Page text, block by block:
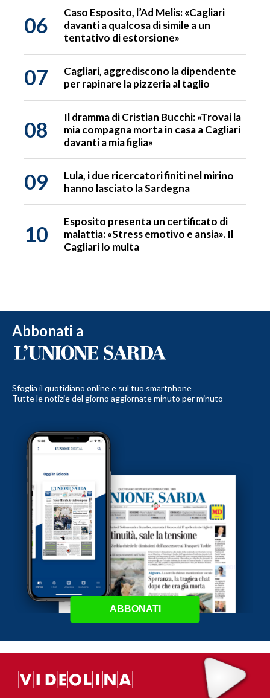
06
Caso Esposito, l’Ad Melis: «Cagliari
davanti a qualcosa di simile a un
tentativo di estorsione»
07
Cagliari, aggrediscono la dipendente
per rapinare la pizzeria al taglio
08
Il dramma di Cristian Bucchi: «Trovai la
mia compagna morta in casa a Cagliari
davanti a mia figlia»
09
Lula, i due ricercatori finiti nel mirino
hanno lasciato la Sardegna
10
Esposito presenta un certificato di
malattia: «Stress emotivo e ansia». Il
Cagliari lo multa
Abbonati a
Sfoglia il quotidiano online e sul tuo smartphone
Tutte le notizie del giorno aggiornate minuto per minuto
ABBONATI